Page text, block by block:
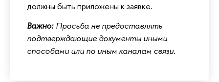
должны быть приложены к заявке.
Важно:Просьба не предоставлять
подтверждающие документы иными
способами или по иным каналам связи.